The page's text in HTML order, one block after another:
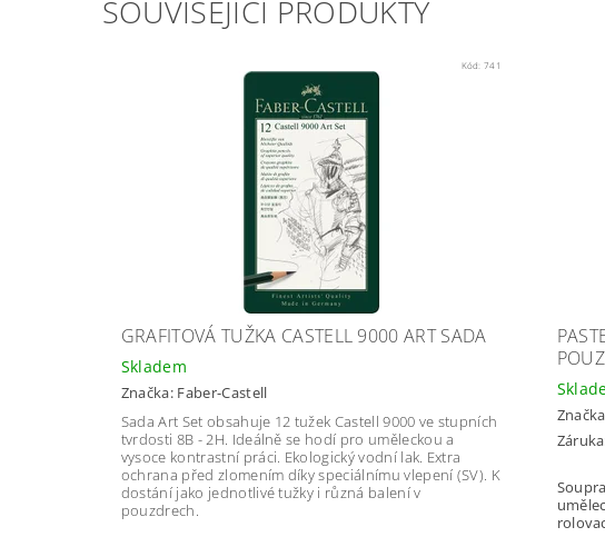
SOUVISEJÍCÍ PRODUKTY
Kód:741
GRAFITOVÁ TUŽKA CASTELL 9000 ART SADA
Skladem
Značka: Faber-Castell
Sada Art Set obsahuje 12 tužek Castell 9000 ve stupních
tvrdosti 8B - 2H. Ideálně se hodí pro uměleckou a
vysoce kontrastní práci. Ekologický vodní lak. Extra
ochrana před zlomením díky speciálnímu vlepení (SV). K
dostání jako jednotlivé tužky i různá balení v
pouzdrech.